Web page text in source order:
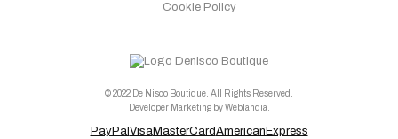
Cookie Policy
© 2022 De Nisco Boutique. All Rights Reserved.
Developer Marketing byWeblandia.
PayPal VisaMasterCardAmericanExpress